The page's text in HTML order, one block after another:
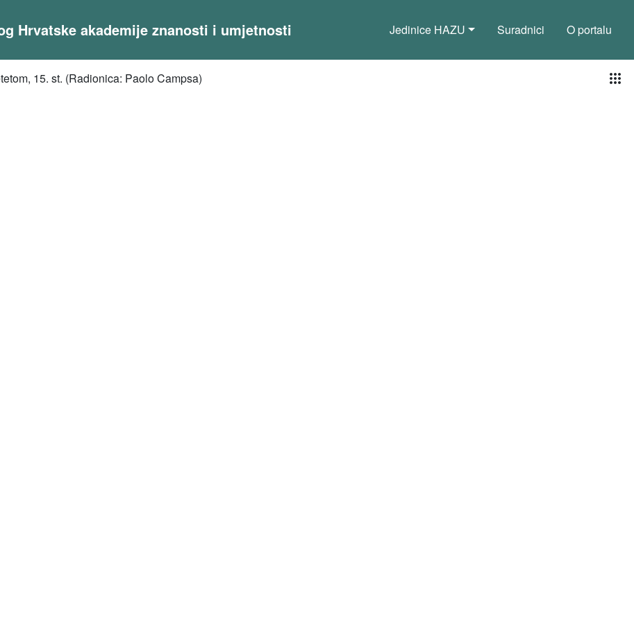
Hrvatske akademije znanosti i umjetnosti Jedinice HAZU Suradnici O portalu
15. st. (Radionica: Paolo Campsa)